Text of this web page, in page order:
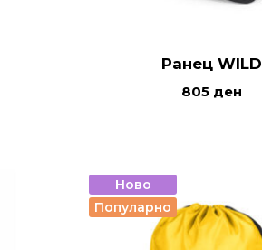
Ранец WILD
805 ден
Ново
Популарно